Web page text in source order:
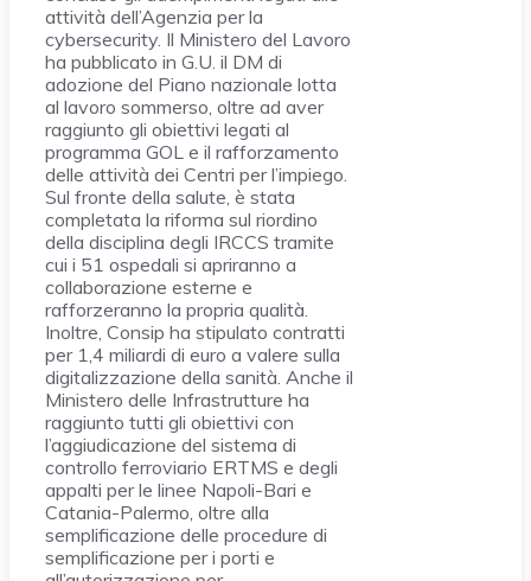
attività dell’Agenzia per la
cybersecurity. Il Ministero del Lavoro
ha pubblicato in G.U. il DM di
adozione del Piano nazionale lotta
al lavoro sommerso, oltre ad aver
raggiunto gli obiettivi legati al
programma GOL e il rafforzamento
delle attività dei Centri per l’impiego.
Sul fronte della salute, è stata
completata la riforma sul riordino
della disciplina degli IRCCS tramite
cui i 51 ospedali si apriranno a
collaborazione esterne e
rafforzeranno la propria qualità.
Inoltre, Consip ha stipulato contratti
per 1,4 miliardi di euro a valere sulla
digitalizzazione della sanità. Anche il
Ministero delle Infrastrutture ha
raggiunto tutti gli obiettivi con
l’aggiudicazione del sistema di
controllo ferroviario ERTMS e degli
appalti per le linee Napoli-Bari e
Catania-Palermo, oltre alla
semplificazione delle procedure di
semplificazione per i porti e